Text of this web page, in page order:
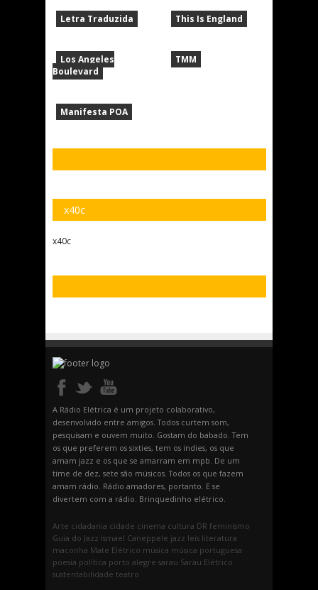
Letra Traduzida
Los Angeles
Boulevard
Manifesta POA
This Is England
TMM
x40c
x40c
A Rádio Elétrica é um projeto colaborativo,
desenvolvido entre amigos. Todos curtem som,
pesquisam e ouvem muito. Gostam do babado. Tem
os que preferem os sixties, tem os indies, os que
amam jazz e os que se amarram em mpb. De um
time de dez, sete são músicos. Todos os que fazem
amam rádio. Rádio amadores, portanto. E se
divertem com a rádio. Brinquedinho elétrico.
Arte cidadania cidade cinema cultura DR feminismo
Guia do Jazz Ismael Caneppele jazz leis literatura
maconha Mate Elétrico música música portuguesa
poesia política porto alegre sarau Sarau Elétrico
sustentabilidade teatro